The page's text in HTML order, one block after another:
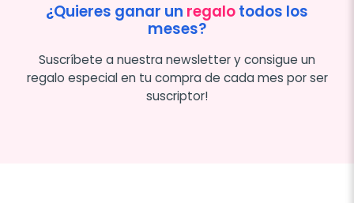
¿Quieres ganar un regalotodos los
meses?
Suscríbete a nuestra newsletter y consigue un
regalo especial en tu compra de cada mes por ser
suscriptor!